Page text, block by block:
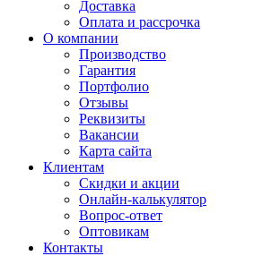
Доставка
Оплата и рассрочка
О компании
Производство
Гарантия
Портфолио
Отзывы
Реквизиты
Вакансии
Карта сайта
Клиентам
Скидки и акции
Онлайн-калькулятор
Вопрос-ответ
Оптовикам
Контакты